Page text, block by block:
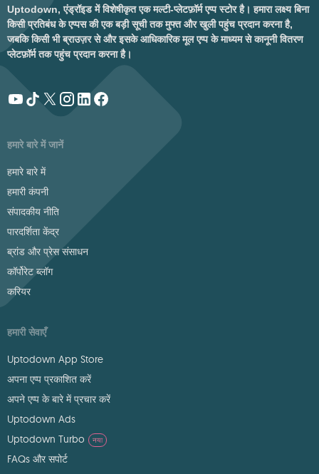
Uptodown, एंड्रॉइड में विशेषीकृत एक मल्टी-प्लेटफ़ॉर्म एप्प स्टोर है। हमारा लक्ष्य बिना
किसी प्रतिबंध के एप्पस की एक बड़ी सूची तक मुफ्त और खुली पहुंच प्रदान करना है,
जबकि किसी भी ब्राउज़र से और इसके आधिकारिक मूल एप्प के माध्यम से कानूनी वितरण
प्लेटफ़ॉर्म तक पहुंच प्रदान करना है।
हमारे बारे में जानें
हमारे बारे में
हमारी कंपनी
संपादकीय नीति
पारदर्शिता केंद्र
ब्रांड और प्रेस संसाधन
कॉर्पोरेट ब्लॉग
करियर
हमारी सेवाएँ
Uptodown App Store
अपना एप्प प्रकाशित करें
अपने एप्प के बारे में प्रचार करें
Uptodown Ads
Uptodown Turbo
नया
FAQs और सपोर्ट